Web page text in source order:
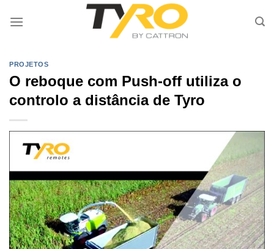
PROJETOS
O reboque com Push-off utiliza o
controlo a distância de Tyro